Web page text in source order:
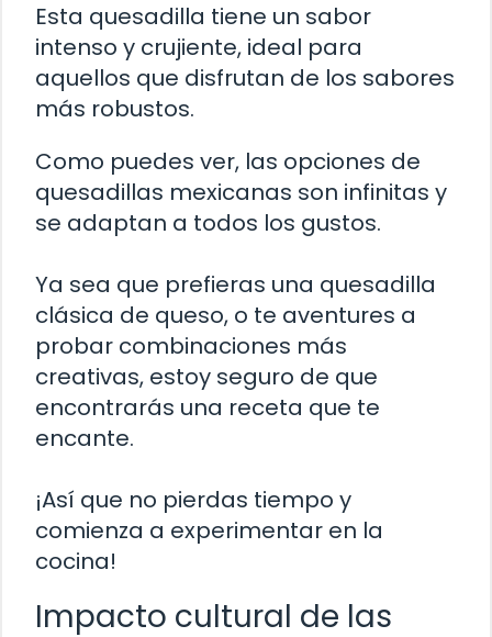
Esta quesadilla tiene un sabor
intenso y crujiente, ideal para
aquellos que disfrutan de los sabores
más robustos.
Como puedes ver, las opciones de
quesadillas mexicanas son infinitas y
se adaptan a todos los gustos.
Ya sea que prefieras una quesadilla
clásica de queso, o te aventures a
probar combinaciones más
creativas, estoy seguro de que
encontrarás una receta que te
encante.
¡Así que no pierdas tiempo y
comienza a experimentar en la
cocina!
Impacto cultural de las